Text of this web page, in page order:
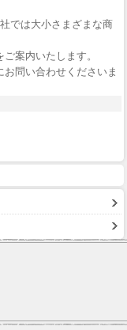
では大小さまざまな商
案内いたします。
問い合わせくださいま